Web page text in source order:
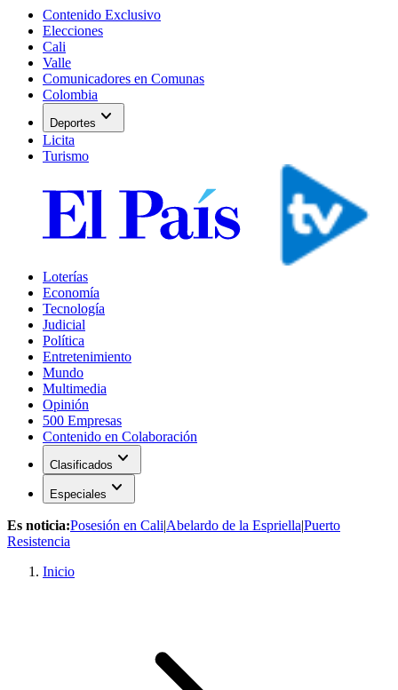
Contenido Exclusivo
Elecciones
Cali
Valle
Comunicadores en Comunas
Colombia
Deportes expand_more
Licita
Turismo
Loterías
Economía
Tecnología
Judicial
Política
Entretenimiento
Mundo
Multimedia
Opinión
500 Empresas
Contenido en Colaboración
Clasificados expand_more
Especiales expand_more
Es noticia:Posesión en Cali|Abelardo de la Espriella|Puerto
Resistencia
Inicio